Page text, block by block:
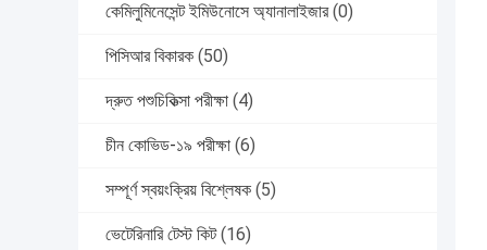
কেমিলুমিনেসেন্ট ইমিউনোসে অ্যানালাইজার (0)
পিসিআর বিকারক (50)
দ্রুত পশুচিকিত্সা পরীক্ষা (4)
চীন কোভিড-১৯ পরীক্ষা (6)
সম্পূর্ণ স্বয়ংক্রিয় বিশ্লেষক (5)
ভেটেরিনারি টেস্ট কিট (16)